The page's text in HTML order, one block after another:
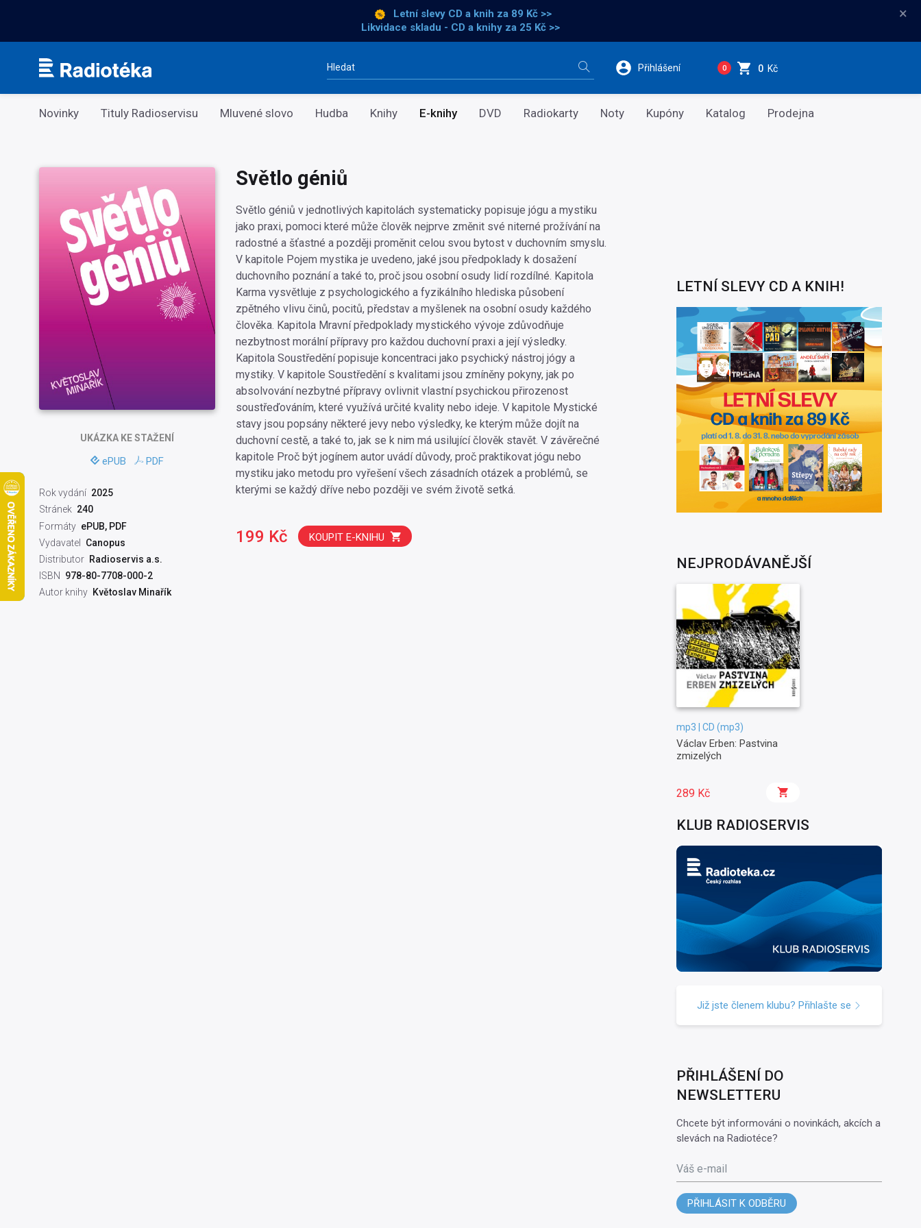
Letní slevy CD a knih za 89 Kč >>
Likvidace skladu - CD a knihy za 25 Kč >>
×
Vyhledávání Přihlášení 0 0 Kč
Kategorie
Novinky Tituly Radioservisu Mluvené slovo Hudba Knihy E-knihy DVD Radiokarty Noty Kupóny Katalog Prodejna
UKÁZKAKE STAŽENÍ
ePUB PDF
Rok vydání 2025
Stránek 240
Formáty ePUB, PDF
Vydavatel
Canopus
Distributor Radioservis a.s.
ISBN
978-80-7708-000-2
Autor knihy Květoslav Minařík
Světlo géniů
Světlo géniů v jednotlivých kapitolách systematicky popisuje jógu a mystiku
jako praxi, pomoci které může člověk nejprve změnit své niterné prožívání na
radostné a šťastné a později proměnit celou svou bytost v duchovním smyslu.
V kapitole Pojem mystika je uvedeno, jaké jsou předpoklady k dosažení
duchovního poznání a také to, proč jsou osobní osudy lidí rozdílné. Kapitola
Karma vysvětluje z psychologického a fyzikálního hlediska působení
zpětného vlivu činů, pocitů, představ a myšlenek na osobní osudy každého
člověka. Kapitola Mravní předpoklady mystického vývoje zdůvodňuje
nezbytnost morální přípravy pro každou duchovní praxi a její výsledky.
Kapitola Soustředění popisuje koncentraci jako psychický nástroj jógy a
mystiky. V kapitole Soustředění s kvalitami jsou zmíněny pokyny, jak po
absolvování nezbytné přípravy ovlivnit vlastní psychickou přirozenost
soustřeďováním, které využívá určité kvality nebo ideje. V kapitole Mystické
stavy jsou popsány některé jevy nebo výsledky, ke kterým může dojít na
duchovní cestě, a také to, jak se k nim má usilující člověk stavět. V závěrečné
kapitole Proč být jogínem autor uvádí důvody, proč praktikovat jógu nebo
mystiku jako metodu pro vyřešení všech zásadních otázek a problémů, se
kterými se každý dříve nebo později ve svém životě setká.
199 Kč KOUPIT E-KNIHU
LETNÍ SLEVY CD A KNIH!
NEJPRODÁVANĚJŠÍ
mp3 | CD (mp3)
Václav Erben: Pastvina
zmizelých
289 Kč
KLUB RADIOSERVIS
Již jste členem klubu? Přihlašte se
PŘIHLÁŠENÍ DO
NEWSLETTERU
Chcete být informováni o novinkách, akcích a
slevách na Radiotéce?
Váš e-mail
PŘIHLÁSIT K ODBĚRU